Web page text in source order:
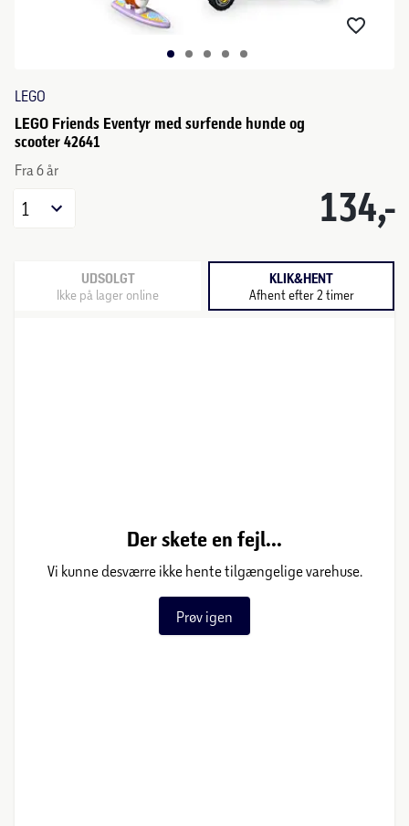
LEGO
LEGO Friends Eventyr med surfende hunde og
scooter 42641
Fra 6 år
134,-
1
UDSOLGT
Ikke på lager online
KLIK&HENT
Afhent efter 2 timer
Der skete en fejl...
Vi kunne desværre ikke hente tilgængelige varehuse.
Prøv igen